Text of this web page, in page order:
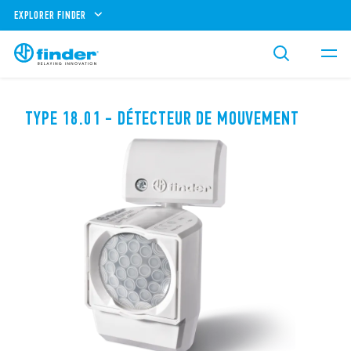
EXPLORER FINDER
TYPE 18.01 - DÉTECTEUR DE MOUVEMENT